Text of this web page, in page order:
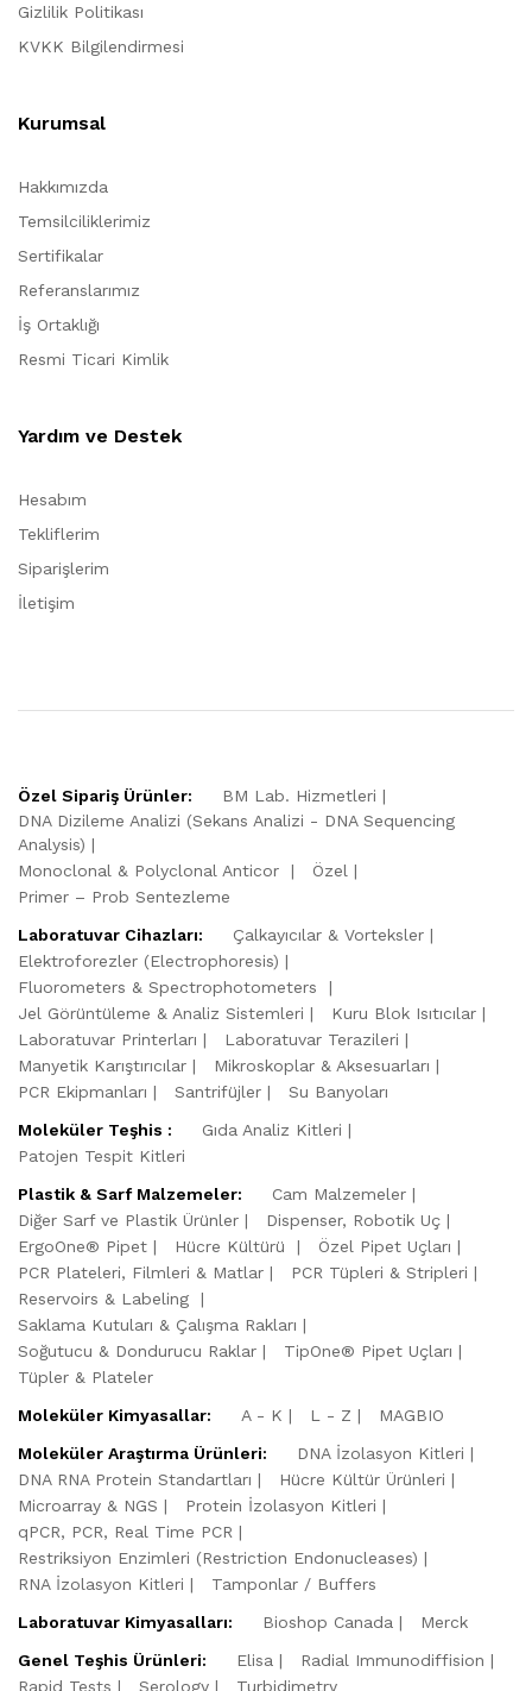
Gizlilik Politikası
KVKK Bilgilendirmesi
Kurumsal
Hakkımızda
Temsilciliklerimiz
Sertifikalar
Referanslarımız
İş Ortaklığı
Resmi Ticari Kimlik
Yardım ve Destek
Hesabım
Tekliflerim
Siparişlerim
İletişim
Özel Sipariş Ürünler:
BM Lab. Hizmetleri
DNA Dizileme Analizi (Sekans Analizi - DNA Sequencing
Analysis)
Monoclonal & Polyclonal Anticor
Özel
Primer – Prob Sentezleme
Laboratuvar Cihazları:
Çalkayıcılar & Vorteksler
Elektroforezler (Electrophoresis)
Fluorometers & Spectrophotometers
Jel Görüntüleme & Analiz Sistemleri
Kuru Blok Isıtıcılar
Laboratuvar Printerları
Laboratuvar Terazileri
Manyetik Karıştırıcılar
Mikroskoplar & Aksesuarları
PCR Ekipmanları
Santrifüjler
Su Banyoları
Moleküler Teşhis :
Gıda Analiz Kitleri
Patojen Tespit Kitleri
Plastik & Sarf Malzemeler:
Cam Malzemeler
Diğer Sarf ve Plastik Ürünler
Dispenser, Robotik Uç
ErgoOne® Pipet
Hücre Kültürü
Özel Pipet Uçları
PCR Plateleri, Filmleri & Matlar
PCR Tüpleri & Stripleri
Reservoirs & Labeling
Saklama Kutuları & Çalışma Rakları
Soğutucu & Dondurucu Raklar
TipOne® Pipet Uçları
Tüpler & Plateler
Moleküler Kimyasallar:
A - K L - Z
MAGBIO
Moleküler Araştırma Ürünleri:
DNA İzolasyon Kitleri
DNA RNA Protein Standartları
Hücre Kültür Ürünleri
Microarray & NGS
Protein İzolasyon Kitleri
qPCR, PCR, Real Time PCR
Restriksiyon Enzimleri (Restriction Endonucleases)
RNA İzolasyon Kitleri
Tamponlar / Buffers
Laboratuvar Kimyasalları:
Bioshop Canada
Merck
Genel Teşhis Ürünleri:
Elisa
Radial Immunodiffision
Rapid Tests
Serology Turbidimetry